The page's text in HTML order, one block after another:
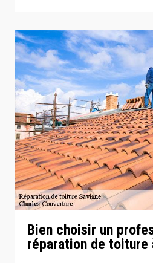
Bien choisir un
réparation de toiture